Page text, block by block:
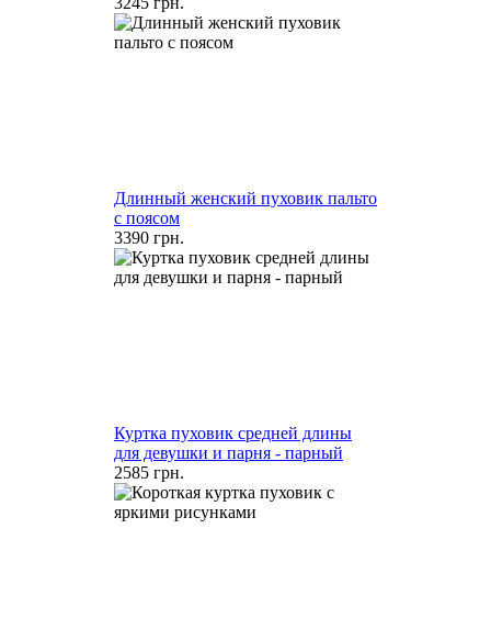
Длинный женский пуховик пальто
с поясом
3390 грн.
Куртка пуховик средней длины
для девушки и парня - парный
2585 грн.